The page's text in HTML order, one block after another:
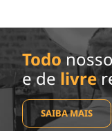
Todo
e de livre
SAIBA MAIS